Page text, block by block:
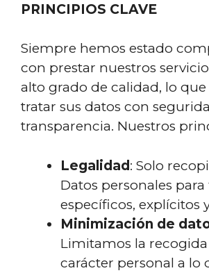
PRINCIPIOS CLAVE
Siempre hemos estado
con prestar nuestros
alto grado de calidad, lo
tratar sus datos con
transparencia. Nuestros
Legalidad: Solo
Datos personales para
específicos, explícitos
Minimización de
Limitamos la
carácter personal a lo